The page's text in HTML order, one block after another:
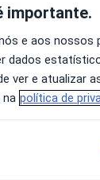
importante.
e aos
dados
ver e atualizar
na política de